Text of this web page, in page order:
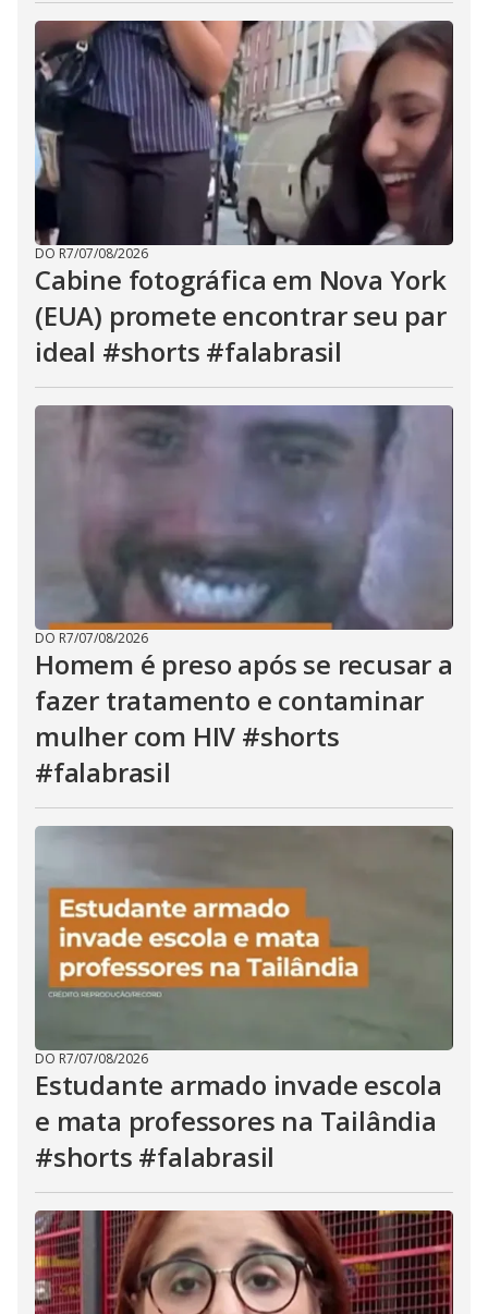
DO R7/07/08/2026
Cabine fotográfica em Nova York
(EUA) promete encontrar seu par
ideal #shorts #falabrasil
DO R7/07/08/2026
Homem é preso após se recusar a
fazer tratamento e contaminar
mulher com HIV #shorts
#falabrasil
DO R7/07/08/2026
Estudante armado invade escola
e mata professores na Tailândia
#shorts #falabrasil